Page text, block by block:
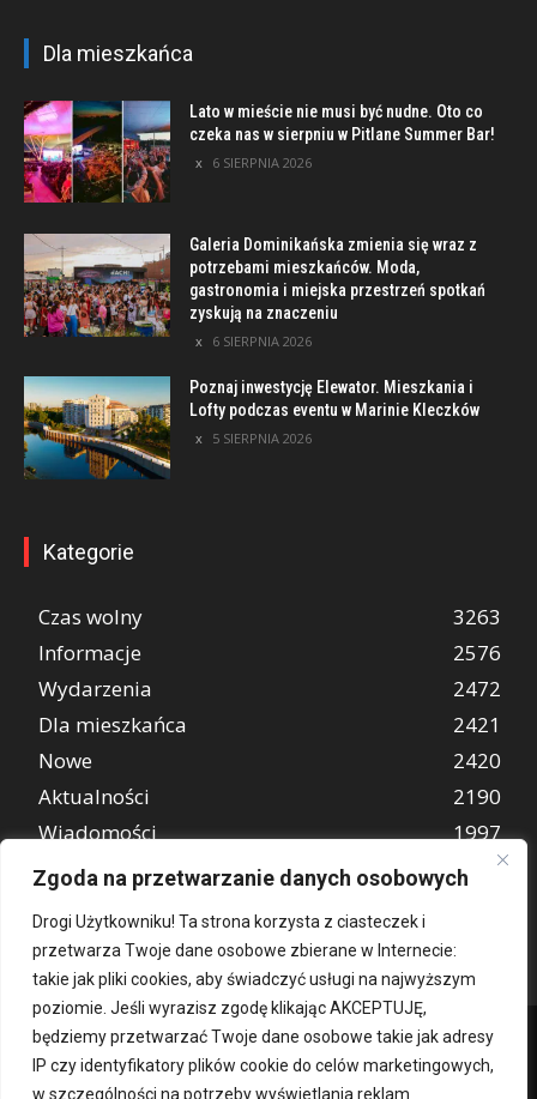
Zgoda na przetwarzanie danych osobowych
Drogi Użytkowniku! Ta strona korzysta z ciasteczek i
przetwarza Twoje dane osobowe zbierane w Internecie:
takie jak pliki cookies, aby świadczyć usługi na najwyższym
poziomie. Jeśli wyrazisz zgodę klikając AKCEPTUJĘ,
będziemy przetwarzać Twoje dane osobowe takie jak adresy
IP czy identyfikatory plików cookie do celów marketingowych,
w szczególności na potrzeby wyświetlania reklam
Dla mieszkańca
Lato w mieście nie musi być nudne. Oto co
czeka nas w sierpniu w Pitlane Summer Bar!
6 SIERPNIA 2026
Galeria Dominikańska zmienia się wraz z
potrzebami mieszkańców. Moda,
gastronomia i miejska przestrzeń spotkań
zyskują na znaczeniu
6 SIERPNIA 2026
Poznaj inwestycję Elewator. Mieszkania i
Lofty podczas eventu w Marinie Kleczków
5 SIERPNIA 2026
Kategorie
Czas wolny
3263
Informacje
2576
Wydarzenia
2472
Dla mieszkańca
2421
Nowe
2420
Aktualności
2190
Wiadomości
1997
REKLAMA
849